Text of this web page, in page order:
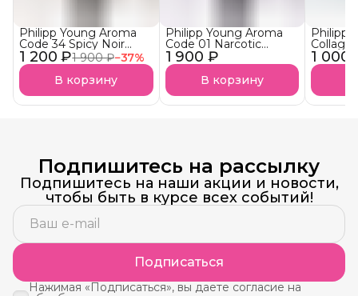
1 200 ₽1 900 ₽−37%
Philipp Young Aroma
Code 34 Spicy Noir
Арома-Бустер Пряный
нуар АКЦИЯ!
В корзину
1 900 ₽
Philipp Young Aroma
Code 01 Narcotic
Blossom Арома-
Бустер
Наркотический
Цветок
В корзину
1 000
Philipp
Ultra
Подпишитесь на рассылку
Подпишитесь на наши акции и новости,
чтобы быть в курсе всех событий!
Подписаться
Нажимая «Подписаться», вы даете согласие на